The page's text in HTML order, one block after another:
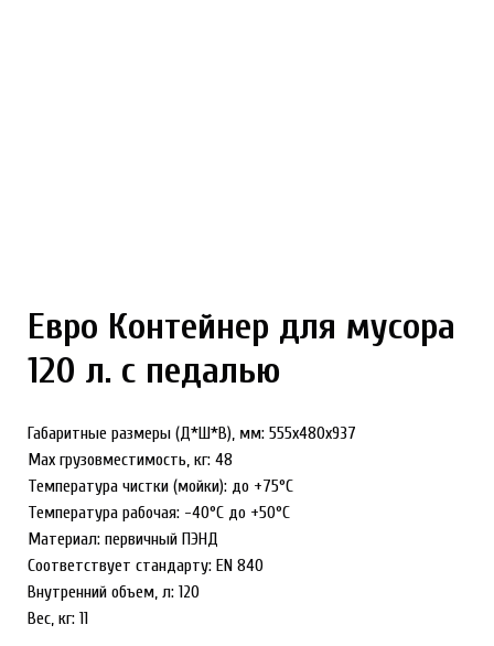
Евро Контейнер для мусора
120 л. с педалью
Габаритные размеры (Д*Ш*В), мм: 555х480х937
Max грузовместимость, кг: 48
Температура чистки (мойки): до +75°С
Температура рабочая: -40°С до +50°С
Материал: первичный ПЭНД
Соответствует стандарту: EN 840
Внутренний объем, л: 120
Вес, кг: 11